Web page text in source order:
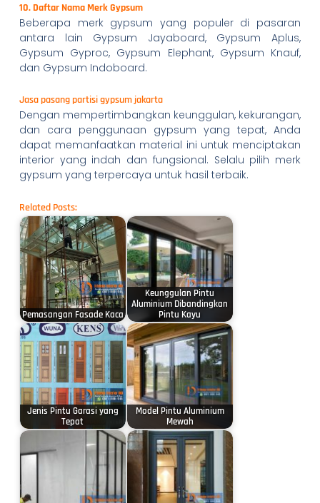
10. Daftar Nama Merk Gypsum
Beberapa merk gypsum yang populer di pasaran
antara lain Gypsum Jayaboard, Gypsum Aplus,
Gypsum Gyproc, Gypsum Elephant, Gypsum Knauf,
dan Gypsum Indoboard.
Jasa pasang partisi gypsum jakarta
Dengan mempertimbangkan keunggulan, kekurangan,
dan cara penggunaan gypsum yang tepat, Anda
dapat memanfaatkan material ini untuk menciptakan
interior yang indah dan fungsional. Selalu pilih merk
gypsum yang terpercaya untuk hasil terbaik.
Related Posts:
Pemasangan Fasade Kaca
Keunggulan Pintu
Aluminium Dibandingkan
Pintu Kayu
Jenis Pintu Garasi yang
Tepat
Model Pintu Aluminium
Mewah